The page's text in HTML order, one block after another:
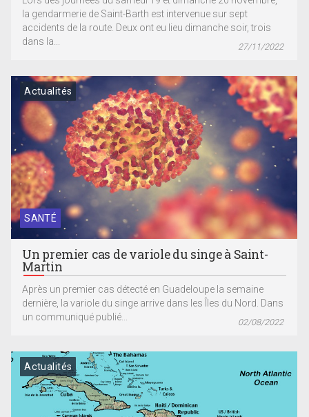
la gendarmerie de Saint-Barth est intervenue sur sept
accidents de la route. Deux ont eu lieu dimanche soir, trois
dans la...
27/11/2022
SANTÉ
Actualités
Un premier cas de variole du singe à Saint-
Martin
Après un premier cas détecté en Guadeloupe la semaine
dernière, la variole du singe arrive dans les Îles du Nord. Dans
un communiqué publié...
02/08/2022
Actualités